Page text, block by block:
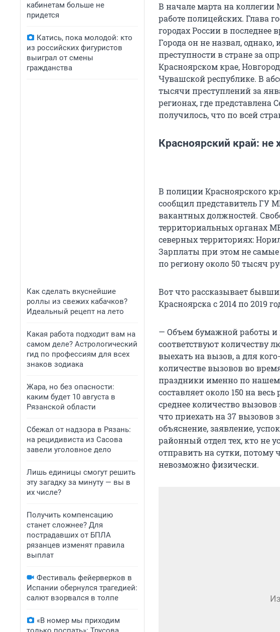
кабинетам больше не
придется
Катись, пока молодой: кто
из российских фигуристов
выиграл от смены
гражданства
Как сделать вкуснейшие
роллы из свежих кабачков?
Идеальный рецепт на лето
Какая работа подходит вам на
самом деле? Астрологический
гид по профессиям для всех
знаков зодиака
Жара, но без опасности:
каким будет 10 августа в
Рязанской области
Сбежал от надзора в Рязань:
на рецидивиста из Сасова
завели уголовное дело
Лишь единицы смогут решить
эту загадку за минуту — вы в
их числе?
Получить компенсацию
станет сложнее? Для
пострадавших от БПЛА
рязанцев изменят правила
выплат
Фестиваль фейерверков в
Испании обернулся трагедией:
салют взорвался в толпе
«В номер мы приходим
В начале марта на
работе полицейских. Глава
городах России в последнее
Города он не назвал,
преступности в стране за
Красноярском крае,
Чувашской республике. В
тысячи преступлений за
регионах, где
получилось, что по всей
Красноярский край: не
В полиции Красноярского
сообщил представитель ГУ
вакантных должностей.
территориальных органах
северных территориях:
Зарплаты при этом не
по региону около 50 тысяч
Вот что рассказывает
Красноярска с 2014 по 2019
— Объем бумажной работы и
соответствуют количеству
выехать на вызов, а для
количестве вызовов во
праздники именно по
составляет около 150 на
среднее количество
что приехать на 37 вызовов
объяснение, заявление,
районный отдел тех, кто не
отправить на сутки, потому
невозможно физически.